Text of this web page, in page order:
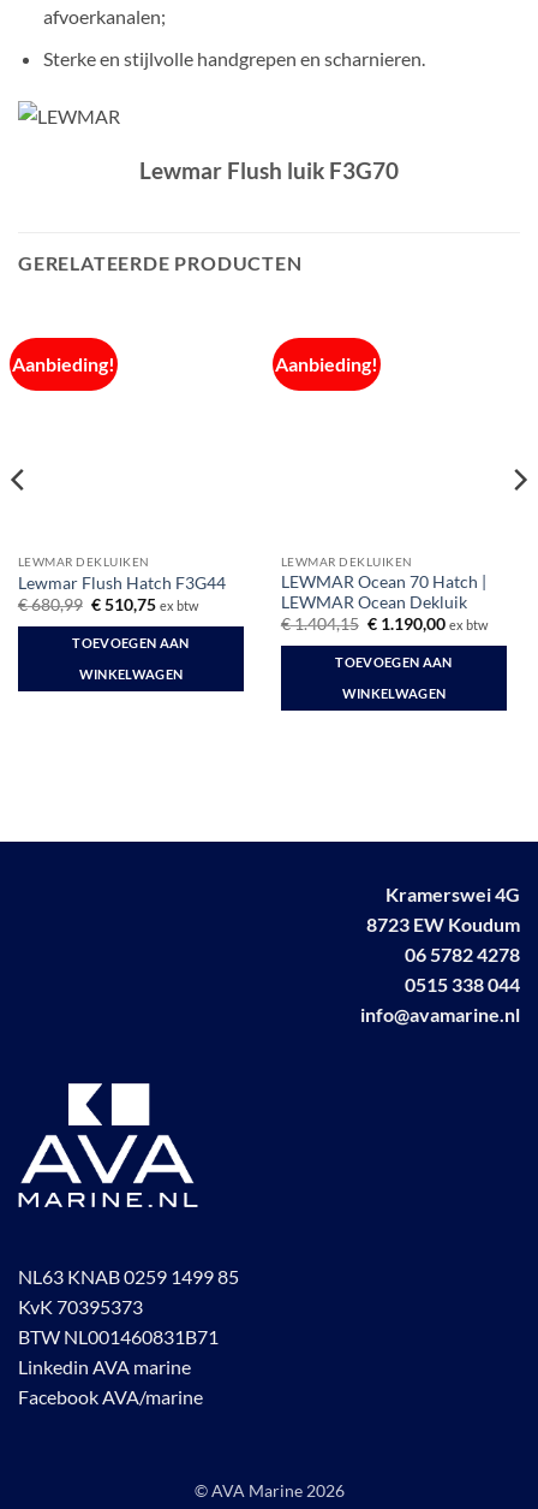
afvoerkanalen;
Sterke en stijlvolle handgrepen en scharnieren.
Lewmar Flush luik F3G70
GERELATEERDE PRODUCTEN
Aanbieding!
LEWMAR DEKLUIKEN
Lewmar Flush Hatch F3G44
€680,99 Oorspronkelijke
was:
€ 680,99.
€510,75Huidige
is:
€ 510,75.
ex btw
TOEVOEGEN AAN
WINKELWAGEN
Aanbieding!
LEWMAR DEKLUIKEN
LEWMAR Ocean 70 Hatch |
LEWMAR Ocean Dekluik
€1.404,15 Oorspronkelijke
was:
€ 1.404,15.
€1.190,00Huidige
is:
€ 1.190,00.
ex btw
TOEVOEGEN AAN
WINKELWAGEN
Kramerswei 4G
8723 EW Koudum
06 5782 4278
0515 338 044
info@avamarine.nl
NL63 KNAB 0259 1499 85
KvK 70395373
BTW NL001460831B71
Linkedin AVA marine
Facebook AVA/marine
© AVA Marine 2026